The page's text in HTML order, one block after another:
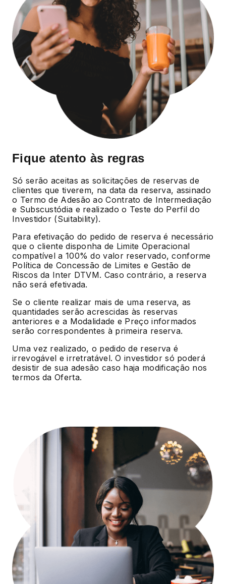
Fique atento às regras
Só serão aceitas as solicitações de reservas de
clientes que tiverem, na data da reserva, assinado
o Termo de Adesão ao Contrato de Intermediação
e Subscustódia e realizado o Teste do Perfil do
Investidor (Suitability).
Para efetivação do pedido de reserva é necessário
que o cliente disponha de Limite Operacional
compatível a 100% do valor reservado, conforme
Política de Concessão de Limites e Gestão de
Riscos da Inter DTVM. Caso contrário, a reserva
não será efetivada.
Se o cliente realizar mais de uma reserva, as
quantidades serão acrescidas às reservas
anteriores e a Modalidade e Preço informados
serão correspondentes à primeira reserva.
Uma vez realizado, o pedido de reserva é
irrevogável e irretratável. O investidor só poderá
desistir de sua adesão caso haja modificação nos
termos da Oferta.